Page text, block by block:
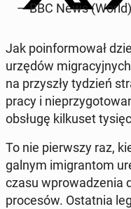
— BBC News
Jak po­in­for­mo­wał
urzędów
na przy­szły tydzień
pracy i
obsługę kil­ku­set
To nie pierw­szy raz,
gal­nym imi­gran­tom
czasu wpro­wa­dze­nia
pro­ce­sów. Ostat­nia